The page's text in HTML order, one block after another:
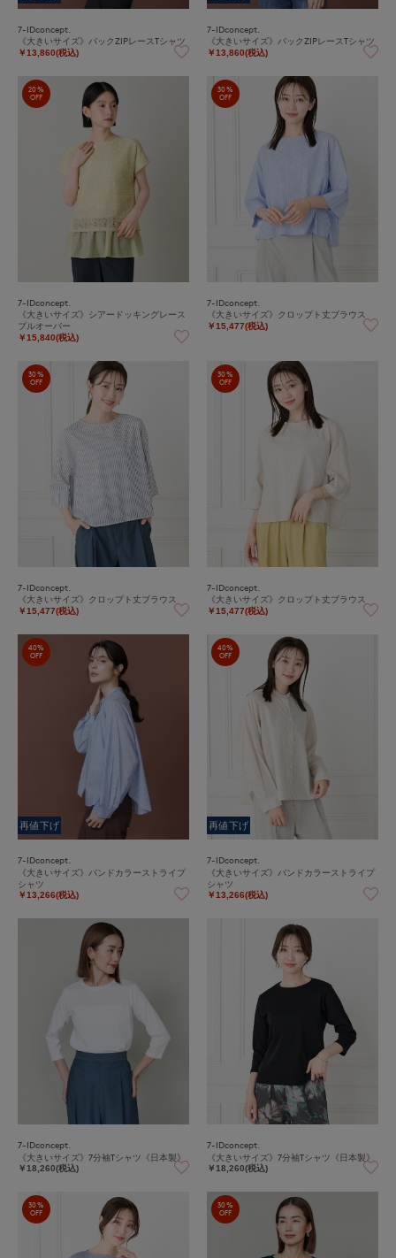
7-IDconcept.
《大きいサイズ》バックZIPレースTシャツ
￥13,860(税込)
7-IDconcept.
《大きいサイズ》バックZIPレースTシャツ
￥13,860(税込)
20%
OFF
7-IDconcept.
《大きいサイズ》シアードッキングレース
プルオーバー
￥15,840(税込)
30%
OFF
7-IDconcept.
《大きいサイズ》クロップト丈ブラウス
￥15,477(税込)
30%
OFF
7-IDconcept.
《大きいサイズ》クロップト丈ブラウス
￥15,477(税込)
30%
OFF
7-IDconcept.
《大きいサイズ》クロップト丈ブラウス
￥15,477(税込)
40%
OFF
再値下げ
7-IDconcept.
《大きいサイズ》バンドカラーストライプ
シャツ
￥13,266(税込)
40%
OFF
再値下げ
7-IDconcept.
《大きいサイズ》バンドカラーストライプ
シャツ
￥13,266(税込)
7-IDconcept.
《大きいサイズ》7分袖Tシャツ《日本製》
￥18,260(税込)
7-IDconcept.
《大きいサイズ》7分袖Tシャツ《日本製》
￥18,260(税込)
30%
OFF
30%
OFF